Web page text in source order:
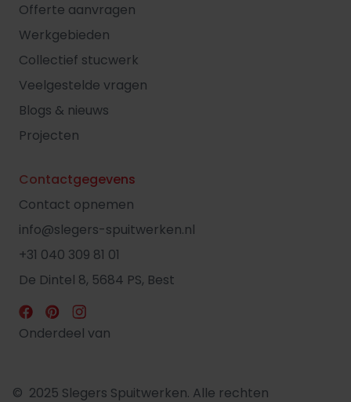
Offerte aanvragen
Werkgebieden
Collectief stucwerk
Veelgestelde vragen
Blogs & nieuws
Projecten
Contactgegevens
Contact opnemen
info@slegers-spuitwerken.nl
+31 040 309 81 01
De Dintel 8, 5684 PS, Best
Onderdeel van
© 2025 Slegers Spuitwerken. Alle rechten